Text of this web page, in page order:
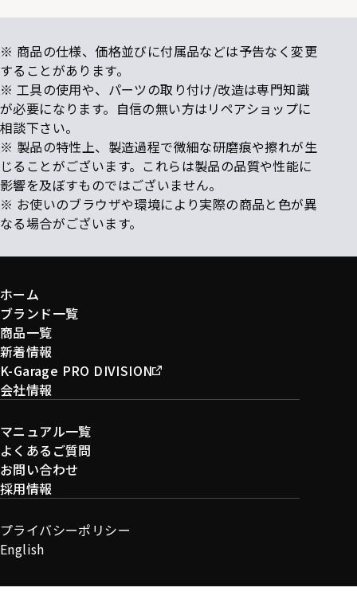
※ 商品の仕様、価格並びに付属品などは予告なく変更
することがあります。
※ 工具の使用や、パーツの取り付け/改造は専門知識
が必要になります。自信の無い方はリペアショップに
相談下さい。
※ 製品の特性上、製造過程で微細な研磨痕や擦れが生
じることがございます。これらは製品の品質や性能に
影響を及ぼすものではございません。
※ お使いのブラウザや環境により実際の商品と色が異
なる場合がございます。
ホーム
ブランド一覧
商品一覧
新着情報
K-Garage PRO DIVISION
会社情報
マニュアル一覧
よくあるご質問
お問い合わせ
採用情報
プライバシーポリシー
English